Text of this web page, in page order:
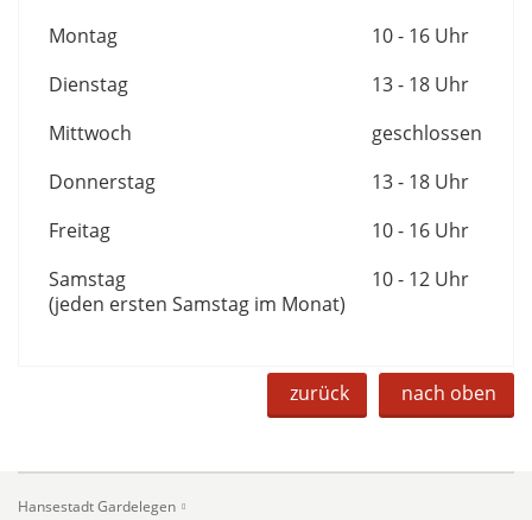
Montag
10 - 16 Uhr
Dienstag
13 - 18 Uhr
Mittwoch
geschlossen
Donnerstag
13 - 18 Uhr
Freitag
10 - 16 Uhr
Samstag
(jeden ersten Samstag im Monat)
10 - 12 Uhr
zurück nach oben
Hansestadt Gardelegen